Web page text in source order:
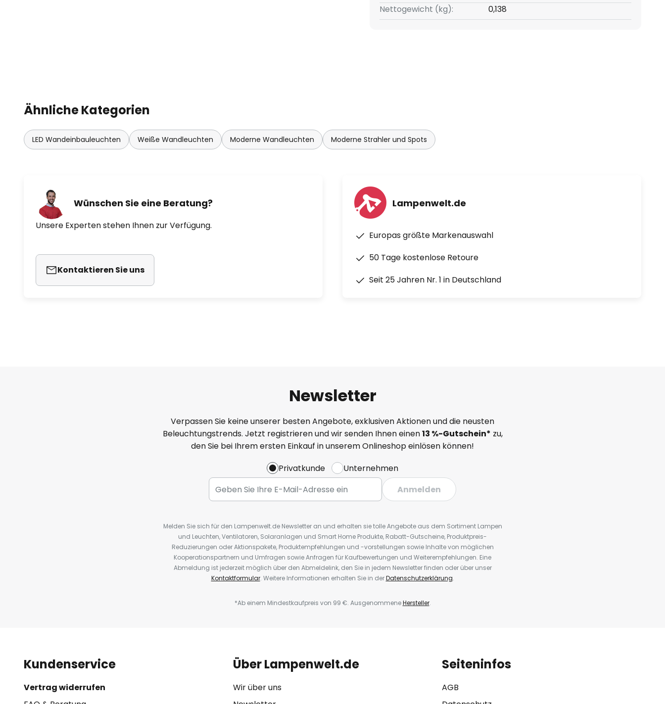
Nettogewicht (kg): 0,138
Ähnliche Kategorien
LED Wandeinbauleuchten Weiße Wandleuchten Moderne Wandleuchten Moderne Strahler und Spots
Wünschen Sie eine Beratung?
Unsere Experten stehen Ihnen zur Verfügung.
Kontaktieren Sie uns
Lampenwelt.de
Europas größte Markenauswahl
50 Tage kostenlose Retoure
Seit 25 Jahren Nr. 1 in Deutschland
Newsletter
Verpassen Sie keine unserer besten Angebote, exklusiven Aktionen und die neusten
Beleuchtungstrends. Jetzt registrieren und wir senden Ihnen einen13 %-Gutschein* zu,
den Sie bei Ihrem ersten Einkauf in unserem Onlineshop einlösen können!
Privatkunde
Unternehmen
Anmelden
Melden Sie sich für den Lampenwelt.de Newsletter an und erhalten sie tolle Angebote aus dem Sortiment Lampen
und Leuchten, Ventilatoren, Solaranlagen und Smart Home Produkte, Rabatt-Gutscheine, Produktpreis-
Reduzierungen oder Aktionspakete, Produktempfehlungen und -vorstellungen sowie Inhalte von möglichen
Kooperationspartnern und Umfragen sowie Anfragen für Kaufbewertungen und Weiterempfehlungen. Eine
Abmeldung ist jederzeit möglich über den Abmeldelink, den Sie in jedem Newsletter finden oder über unser
Kontaktformular. Weitere Informationen erhalten Sie in derDatenschutzerklärung.
*Ab einem Mindestkaufpreis von 99 €. AusgenommeneHersteller.
Kundenservice
Vertrag widerrufen
Über Lampenwelt.de
Wir über uns
Seiteninfos
AGB